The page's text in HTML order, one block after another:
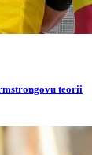
teorii